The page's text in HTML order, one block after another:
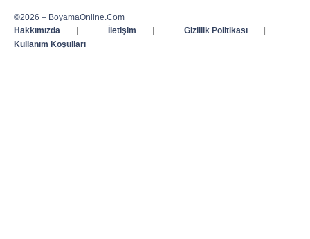
©2026 – BoyamaOnline.Com
Hakkımızda
İletişim Gizlilik Politikası
Kullanım Koşulları